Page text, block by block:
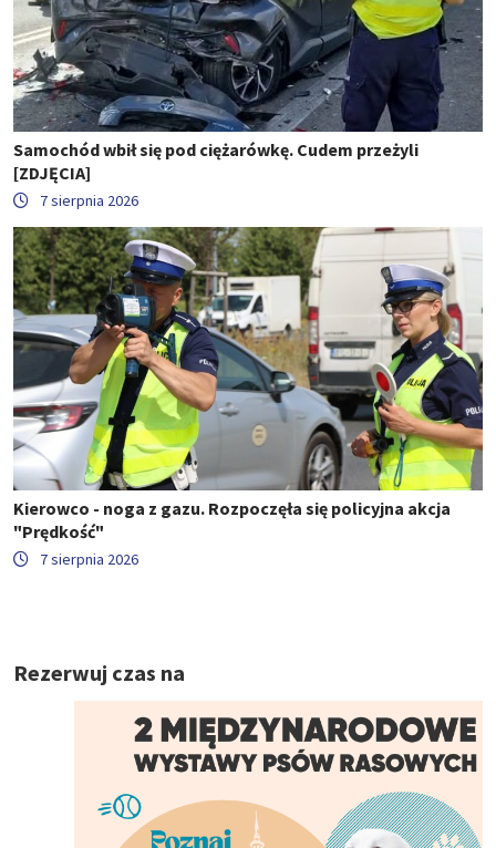
Samochód wbił się pod ciężarówkę. Cudem przeżyli
[ZDJĘCIA]
7 sierpnia 2026
Kierowco - noga z gazu. Rozpoczęła się policyjna akcja
"Prędkość"
7 sierpnia 2026
Rezerwuj czas na